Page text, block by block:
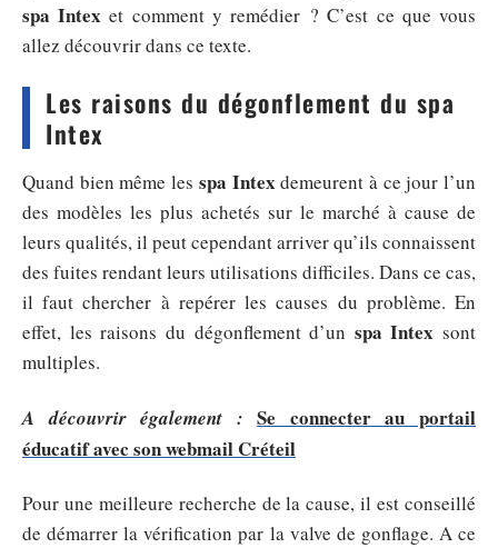
spa Intex et comment y remédier ? C’est ce que vous
allez découvrir dans ce texte.
Les raisons du dégonflement du spa
Intex
Quand bien même les spa Intex demeurent à ce jour l’un
des modèles les plus achetés sur le marché à cause de
leurs qualités, il peut cependant arriver qu’ils connaissent
des fuites rendant leurs utilisations difficiles. Dans ce cas,
il faut chercher à repérer les causes du problème. En
effet, les raisons du dégonflement d’un spa Intex sont
multiples.
A découvrir également : Se connecter au portail
éducatif avec son webmail Créteil
Pour une meilleure recherche de la cause, il est conseillé
de démarrer la vérification par la valve de gonflage. A ce